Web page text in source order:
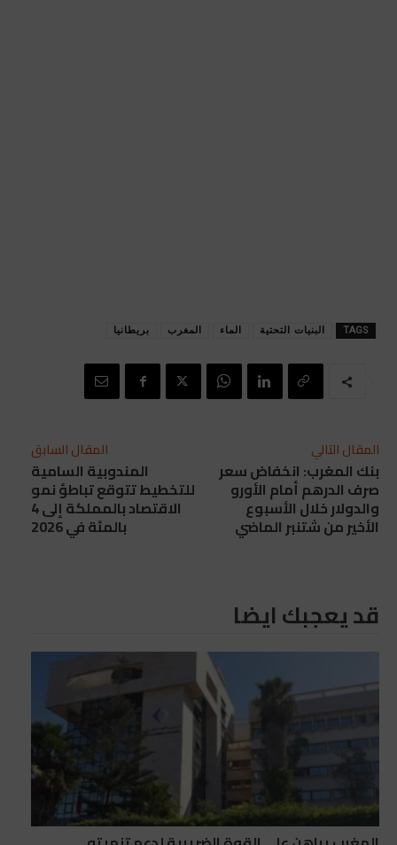
TAGS البنيات التحتية الماء المغرب بريطانيا
المقال السابق
المندوبية السامية
للتخطيط تتوقع تباطؤ نمو
الاقتصاد بالمملكة إلى 4
بالمئة في 2026
المقال التالي
بنك المغرب: انخفاض سعر
صرف الدرهم أمام الأورو
والدولار خلال الأسبوع
الأخير من شتنبر الماضي
قد يعجبك ايضا